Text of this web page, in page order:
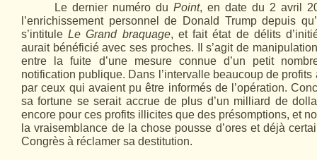
Le dernier numéro duPoint, en date du 2 avril
l’enrichissement personnel de Donald Trump depuis
s’intituleLe Grand braquage, et fait état de délits
aurait bénéficié avec ses proches. Il s’agit de
entre la fuite d’une mesure connue d’un petit
notification publique. Dans l’intervalle beaucoup de
par ceux qui avaient pu être informés de l’opération.
sa fortune se serait accrue de plus d’un milliard de
encore pour ces profits illicites que des présomptions, et
la vraisemblance de la chose pousse d’ores et déjà
Congrès à réclamer sa destitution.